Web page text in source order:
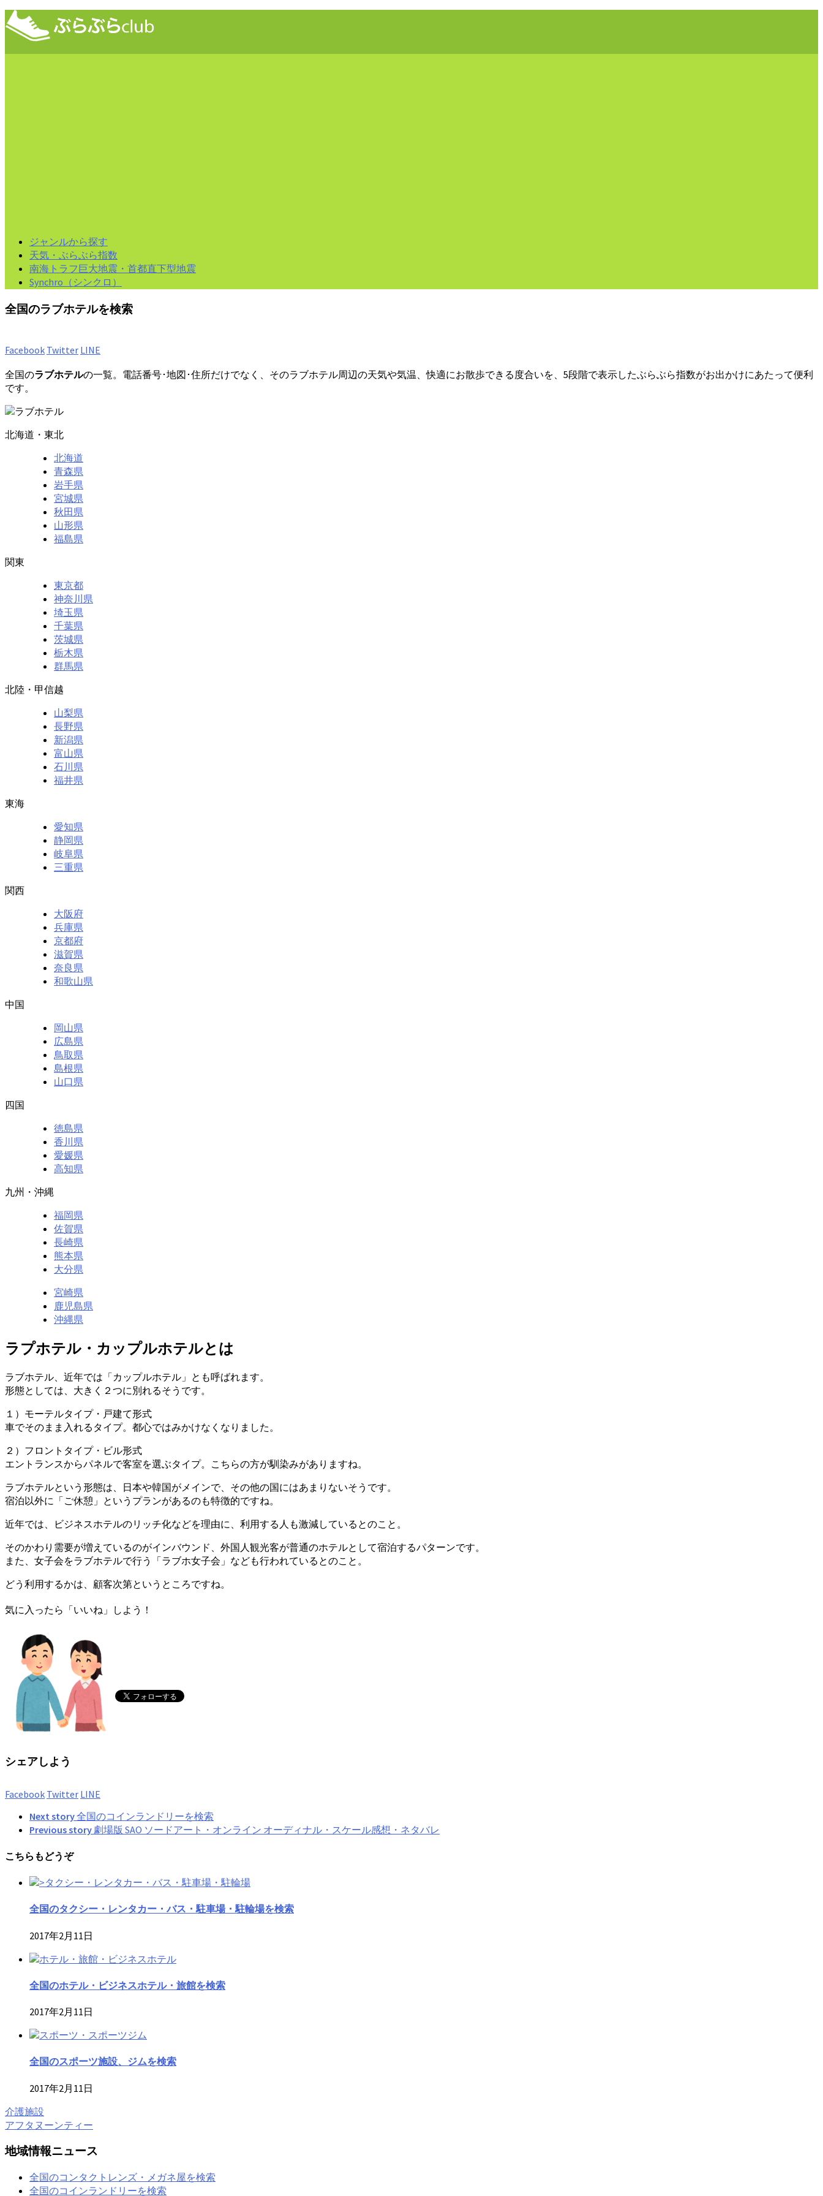
ジャンルから探す
天気・ぶらぶら指数
南海トラフ巨大地震・首都直下型地震
Synchro（シンクロ）
全国のラブホテルを検索
Facebook Twitter LINE
全国のラブホテルの一覧。電話番号･地図･住所だけでなく、そのラブホテル周辺の天気や気温、快適にお散歩できる度合いを、5段階で表示したぶらぶら指数がお出かけにあたって便利
です。
北海道・東北
北海道
青森県
岩手県
宮城県
秋田県
山形県
福島県
関東
東京都
神奈川県
埼玉県
千葉県
茨城県
栃木県
群馬県
北陸・甲信越
山梨県
長野県
新潟県
富山県
石川県
福井県
東海
愛知県
静岡県
岐阜県
三重県
関西
大阪府
兵庫県
京都府
滋賀県
奈良県
和歌山県
中国
岡山県
広島県
鳥取県
島根県
山口県
四国
徳島県
香川県
愛媛県
高知県
九州・沖縄
福岡県
佐賀県
長崎県
熊本県
大分県
宮崎県
鹿児島県
沖縄県
ラプホテル・カップルホテルとは
ラブホテル、近年では「カップルホテル」とも呼ばれます。
形態としては、大きく２つに別れるそうです。
１）モーテルタイプ・戸建て形式
車でそのまま入れるタイプ。都心ではみかけなくなりました。
２）フロントタイプ・ビル形式
エントランスからパネルで客室を選ぶタイプ。こちらの方が馴染みがありますね。
ラブホテルという形態は、日本や韓国がメインで、その他の国にはあまりないそうです。
宿泊以外に「ご休憩」というプランがあるのも特徴的ですね。
近年では、ビジネスホテルのリッチ化などを理由に、利用する人も激減しているとのこと。
そのかわり需要が増えているのがインバウンド、外国人観光客が普通のホテルとして宿泊するパターンです。
また、女子会をラブホテルで行う「ラブホ女子会」なども行われているとのこと。
どう利用するかは、顧客次第というところですね。
気に入ったら「いいね」しよう！
シェアしよう
Facebook Twitter LINE
Next story全国のコインランドリーを検索
Previous story 劇場版 SAO ソードアート・オンライン オーディナル・スケール感想・ネタバレ
こちらもどうぞ
全国のタクシー・レンタカー・バス・駐車場・駐輪場を検索
2017年2月11日
全国のホテル・ビジネスホテル・旅館を検索
2017年2月11日
全国のスポーツ施設、ジムを検索
2017年2月11日
介護施設
アフタヌーンティー
地域情報ニュース
全国のコンタクトレンズ・メガネ屋を検索
全国のコインランドリーを検索